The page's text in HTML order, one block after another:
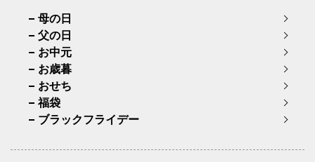
母の日
父の日
お中元
お歳暮
おせち
福袋
ブラックフライデー